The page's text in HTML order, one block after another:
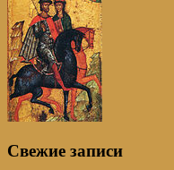
Свежие записи